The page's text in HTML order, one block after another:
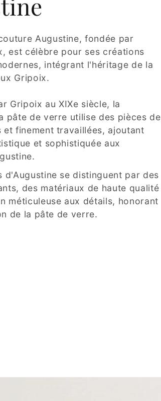
Augustine, fondée par
est célèbre pour ses créations
intégrant l'héritage de la
Gripoix.
Gripoix au XIXe siècle, la
pâte de verre utilise des pièces de
finement travaillées, ajoutant
et sophistiquée aux
d'Augustine se distinguent par des
des matériaux de haute qualité
méticuleuse aux détails, honorant
de la pâte de verre.